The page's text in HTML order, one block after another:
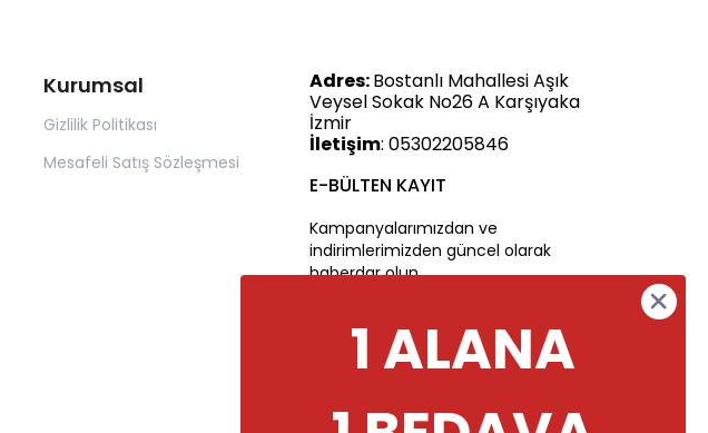
Kurumsal
Gizlilik Politikası
Mesafeli Satış Sözleşmesi
Adres:Bostanlı Mahallesi Aşık
Veysel Sokak No26 A Karşıyaka
İzmir
İletişim: 05302205846
E-BÜLTEN KAYIT
Kampanyalarımızdan ve
indirimlerimizden güncel olarak
haberdar olun.
1 ALANA